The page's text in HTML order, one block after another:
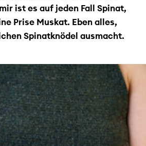
ist es auf jeden Fall Spinat,
Prise Muskat. Eben alles,
Spinatknödel ausmacht.